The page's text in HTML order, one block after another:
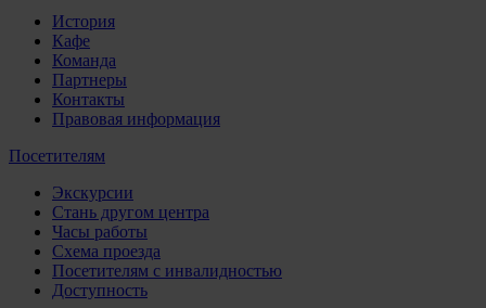
История
Кафе
Команда
Партнеры
Контакты
Правовая информация
Посетителям
Экскурсии
Стань другом центра
Часы работы
Схема проезда
Посетителям с инвалидностью
Доступность